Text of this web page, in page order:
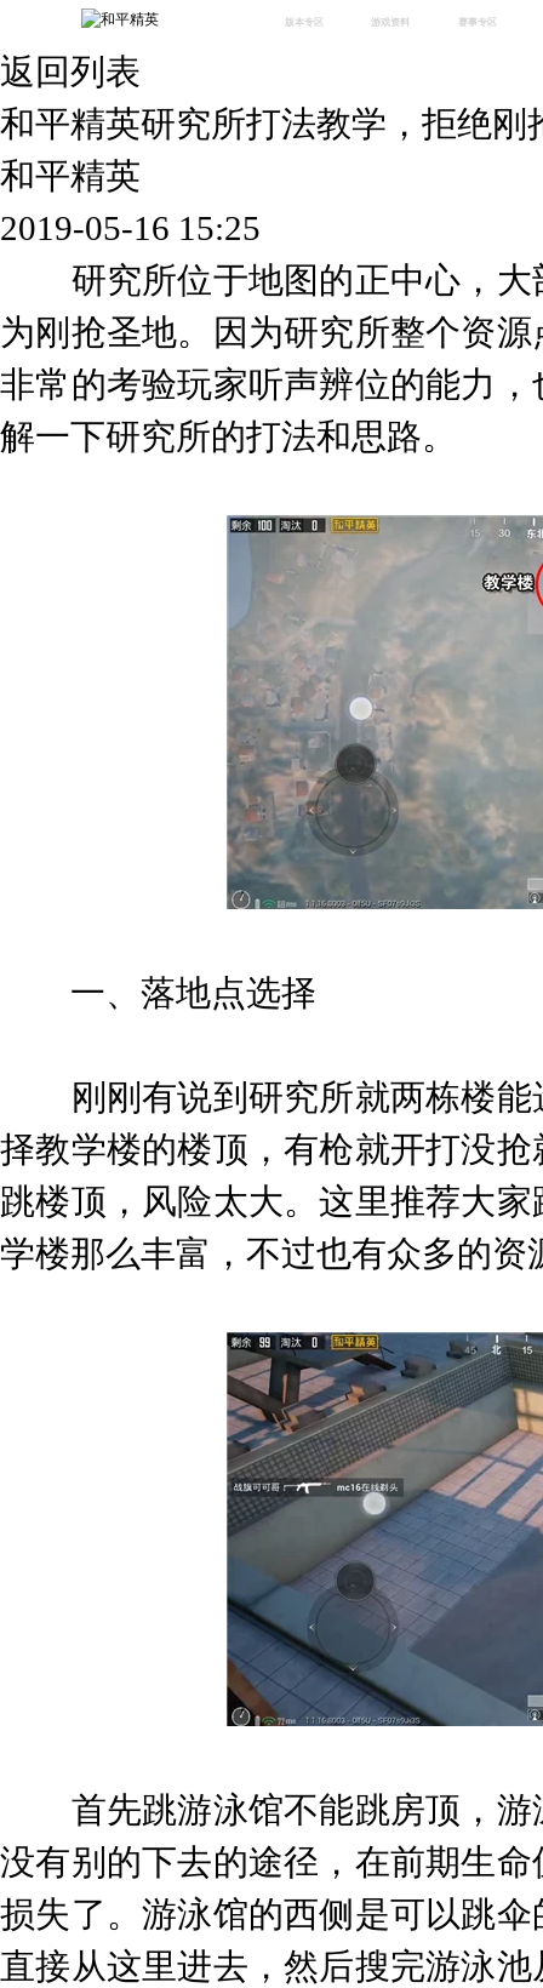
版本专区 游戏资料 赛事专区
体验服 视频中心 授权赛 腾
返回列表
和平精英研究所打法教学，拒绝刚
和平精英
2019-05-16 15:25
研究所位于地图的正中心，大
为刚抢圣地。因为研究所整个资
非常的考验玩家听声辨位的能力
解一下研究所的打法和思路。
一、落地点选择
刚刚有说到研究所就两栋楼能
择教学楼的楼顶，有枪就开打没
跳楼顶，风险太大。这里推荐大
学楼那么丰富，不过也有众多的
首先跳游泳馆不能跳房顶，游
没有别的下去的途径，在前期生
损失了。游泳馆的西侧是可以跳
直接从这里进去，然后搜完游泳